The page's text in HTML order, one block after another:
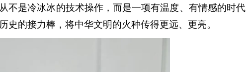
不是冷冰冰的技术操作，而是一项有温度、有情感的时代
史的接力棒，将中华文明的火种传得更远、更亮。